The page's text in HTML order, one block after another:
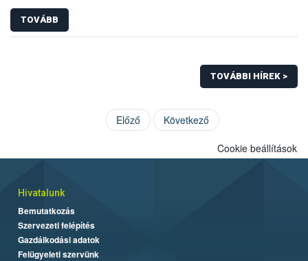
TOVÁBB
TOVÁBBI HÍREK >
Előző Következő
Cookie beállítások
Hivatalunk
Bemutatkozás
Szervezeti felépítés
Gazdálkodási adatok
Felügyeleti szervünk